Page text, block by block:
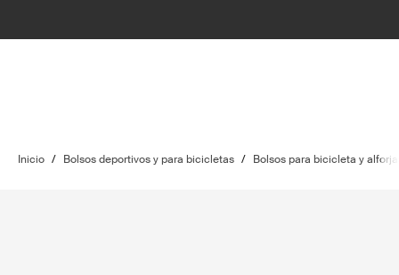
Inicio / Bolsos deportivos y para bicicletas / Bolsos para bicicleta y